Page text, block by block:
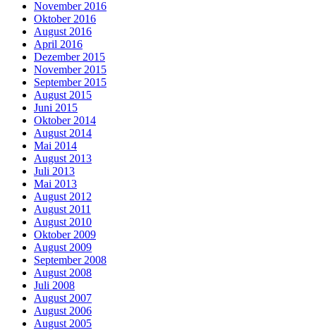
November 2016
Oktober 2016
August 2016
April 2016
Dezember 2015
November 2015
September 2015
August 2015
Juni 2015
Oktober 2014
August 2014
Mai 2014
August 2013
Juli 2013
Mai 2013
August 2012
August 2011
August 2010
Oktober 2009
August 2009
September 2008
August 2008
Juli 2008
August 2007
August 2006
August 2005